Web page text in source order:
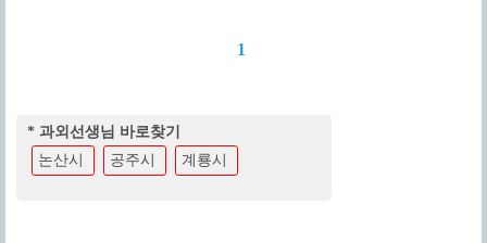
1
* 과외선생님 바로찾기
논산시
공주시 계룡시